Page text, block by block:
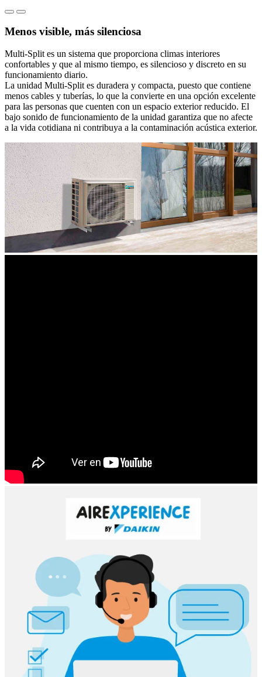
Menos visible, más silenciosa
Multi-Split es un sistema que proporciona climas interiores
confortables y que al mismo tiempo, es silencioso y discreto en su
funcionamiento diario.
La unidad Multi-Split es duradera y compacta, puesto que contiene
menos cables y tuberías, lo que la convierte en una opción excelente
para las personas que cuenten con un espacio exterior reducido. El
bajo sonido de funcionamiento de la unidad garantiza que no afecte
a la vida cotidiana ni contribuya a la contaminación acústica exterior.